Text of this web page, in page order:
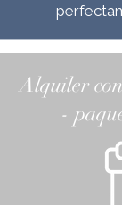
Alquiler
-